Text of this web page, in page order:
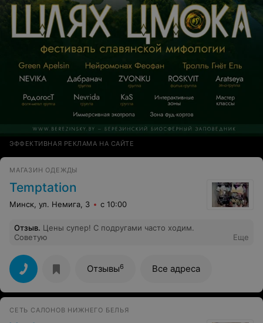
ЭФФЕКТИВНАЯ РЕКЛАМА НА САЙТЕ
МАГАЗИН ОДЕЖДЫ
Temptation
Минск, ул. Немига, 3 с 10:00
Отзыв. Цены супер! С подругами часто ходим.
Советую
Еще
Отзывы6 Все адреса
СЕТЬ САЛОНОВ НИЖНЕГО БЕЛЬЯ